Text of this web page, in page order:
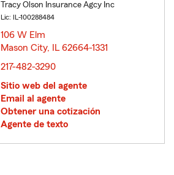
Tracy Olson Insurance Agcy Inc
Lic: IL-100288484
106 W Elm
Mason City, IL 62664-1331
217-482-3290
Sitio web del agente
Email al agente
Obtener una cotización
Agente de texto